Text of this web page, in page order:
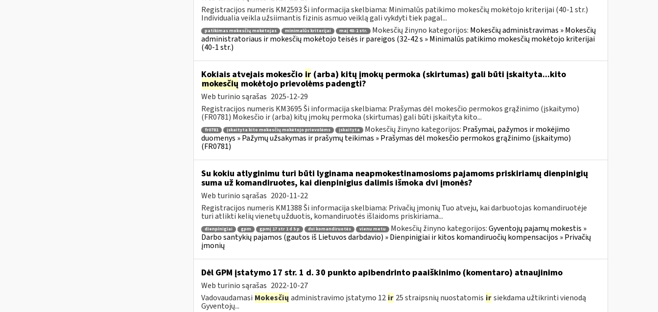
Registracijos numeris KM2593 Ši informacija skelbiama: Minimalūs patikimo mokesčių mokėtojo kriterijai (40-1 str.)
Individualia veikla užsiimantis fizinis asmuo veiklą gali vykdyti tiek pagal...
patikimas mokesčių mokėtojas minimalūs kriterijai maį 40-1 str. Mokesčių žinyno kategorijos: Mokesčių administravimas » Mokesčių
administratoriaus ir mokesčių mokėtojo teisės ir pareigos (32-42 s » Minimalūs patikimo mokesčių mokėtojo kriterijai
(40-1 str.)
Kokiais atvejais mokesčio ir(arba) kitų įmokų permoka (skirtumas) gali būti įskaityta...kito
mokesčių mokėtojo prievolėms padengti?
Web turinio sąrašas 2025-12-29
Registracijos numeris KM3695 Ši informacija skelbiama: Prašymas dėl mokesčio permokos grąžinimo (įskaitymo)
(FR0781) Mokesčio ir (arba) kitų įmokų permoka (skirtumas) gali būti įskaityta kito...
fr0781 įskaityta kito mokesčių mokėtojo prievolėms įskaityta Mokesčių žinyno kategorijos: Prašymai, pažymos ir mokėjimo
duomenys » Pažymų užsakymas ir prašymų teikimas » Prašymas dėl mokesčio permokos grąžinimo (įskaitymo)
(FR0781)
Su kokiu atlyginimu turi būti lyginama neapmokestinamosioms pajamoms priskiriamų dienpinigių
suma už komandiruotes, kai dienpinigius dalimis išmoka dvi įmonės?
Web turinio sąrašas 2020-11-22
Registracijos numeris KM1388 Ši informacija skelbiama: Privačių įmonių Tuo atveju, kai darbuotojas komandiruotėje
turi atlikti kelių vienetų užduotis, komandiruotės išlaidoms priskiriama...
dienpinigiai gpm gpmį 17 str 1 d 5 p dvi komandiruotės vienu metu Mokesčių žinyno kategorijos:Gyventojų pajamų mokestis »
Darbo santykių pajamos (gautos iš Lietuvos darbdavio) » Dienpinigiai ir kitos komandiruočių kompensacijos » Privačių
įmonių
Dėl GPM įstatymo 17 str. 1 d. 30 punkto apibendrinto paaiškinimo (komentaro) atnaujinimo
Web turinio sąrašas 2022-10-27
Vadovaudamasi Mokesčių administravimo įstatymo 12 ir 25 straipsnių nuostatomis ir siekdama užtikrinti vienodą
Gyventojų...